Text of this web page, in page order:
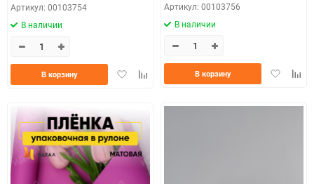
Артикул: 00103754
В наличии
ДобавитьДобавить
В корзину
Артикул: 00103756
В наличии
Добавить
В корзину